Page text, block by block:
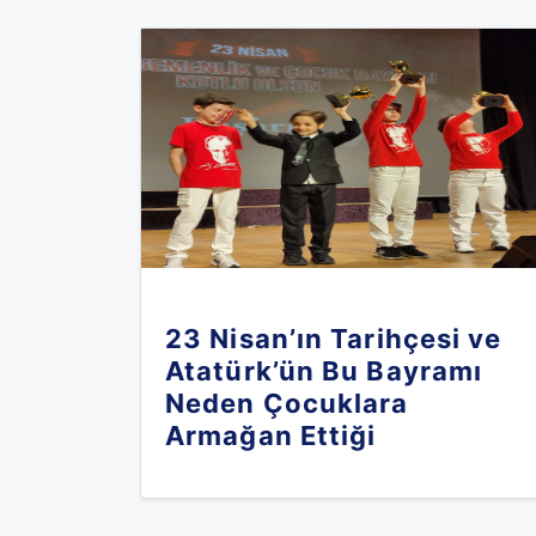
23 Nisan’ın Tarihçesi ve
Atatürk’ün Bu Bayramı
Neden Çocuklara
Armağan Ettiği